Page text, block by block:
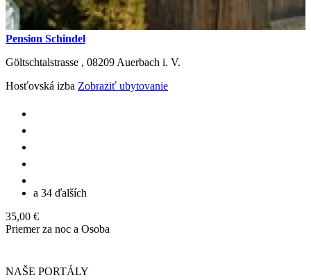
Pension Schindel
Göltschtalstrasse , 08209 Auerbach i. V.
Hosťovská izba Zobraziť ubytovanie
a 34 ďalších
35,00 €
Priemer za noc a Osoba
NAŠE PORTÁLY